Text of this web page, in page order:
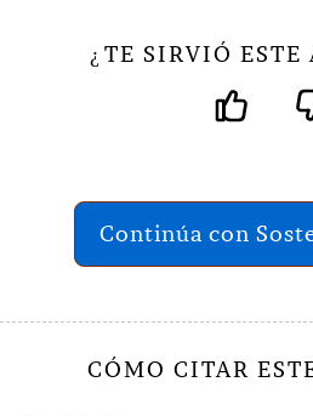
¿ TE SIRVIÓ ESTE
Continúa con
CÓMO CITAR